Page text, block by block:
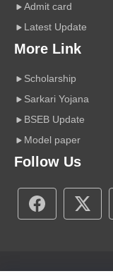
Admit card
Latest Update
More Link
Scholarship
Sarkari Yojana
BSEB Update
Model paper
Follow Us